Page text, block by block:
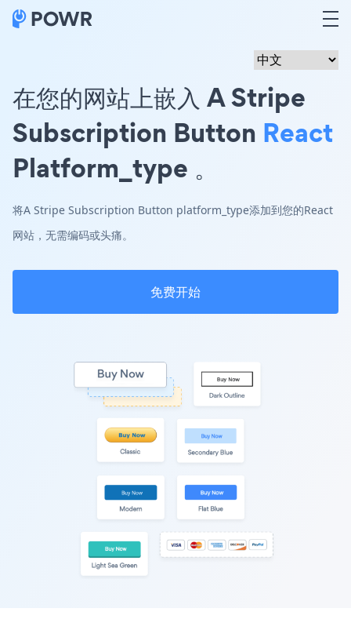
在您的网站上嵌入 A Stripe
Subscription Button React
Platform_type 。
将A Stripe Subscription Button platform_type添加到您的React
网站，无需编码或头痛。
免费开始